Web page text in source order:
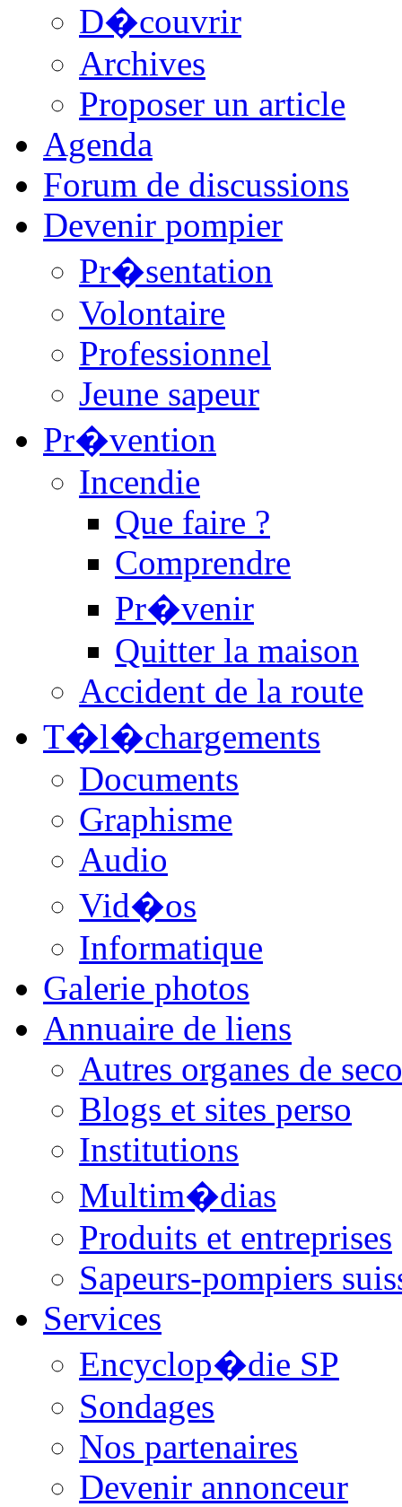
D�couvrir
Archives
Proposer un article
Agenda
Forum de discussions
Devenir pompier
Pr�sentation
Volontaire
Professionnel
Jeune sapeur
Pr�vention
Incendie
Que faire ?
Comprendre
Pr�venir
Quitter la maison
Accident de la route
T�l�chargements
Documents
Graphisme
Audio
Vid�os
Informatique
Galerie photos
Annuaire de liens
Autres organes de
Blogs et sites perso
Institutions
Multim�dias
Produits et entreprises
Sapeurs-pompiers
Services
Encyclop�die SP
Sondages
Nos partenaires
Devenir annonceur